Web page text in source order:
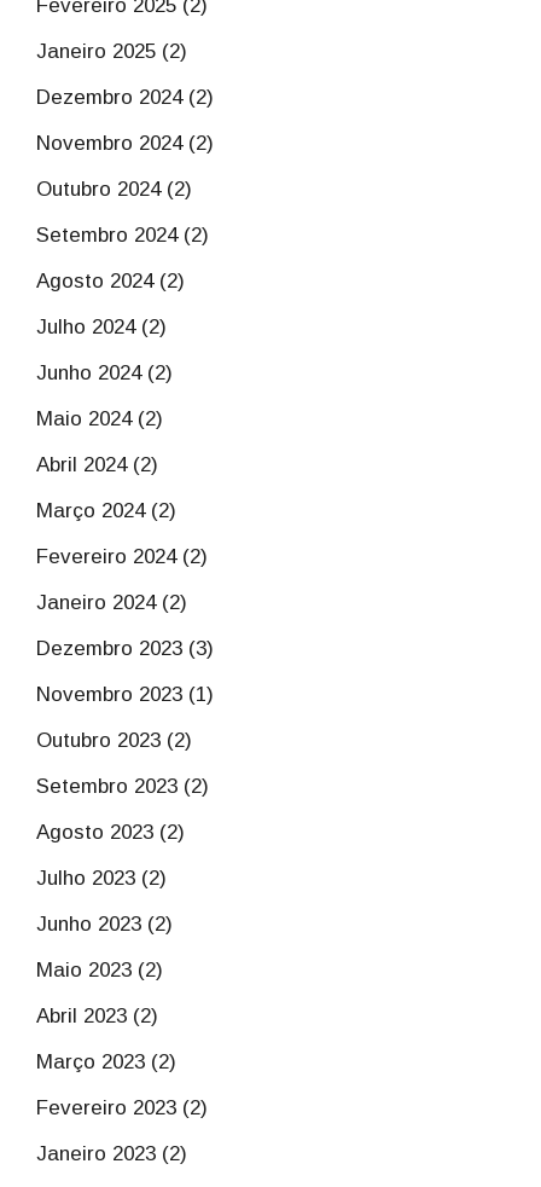
Fevereiro 2025 (2)
Janeiro 2025 (2)
Dezembro 2024 (2)
Novembro 2024 (2)
Outubro 2024 (2)
Setembro 2024 (2)
Agosto 2024 (2)
Julho 2024 (2)
Junho 2024 (2)
Maio 2024 (2)
Abril 2024 (2)
Março 2024 (2)
Fevereiro 2024 (2)
Janeiro 2024 (2)
Dezembro 2023 (3)
Novembro 2023 (1)
Outubro 2023 (2)
Setembro 2023 (2)
Agosto 2023 (2)
Julho 2023 (2)
Junho 2023 (2)
Maio 2023 (2)
Abril 2023 (2)
Março 2023 (2)
Fevereiro 2023 (2)
Janeiro 2023 (2)